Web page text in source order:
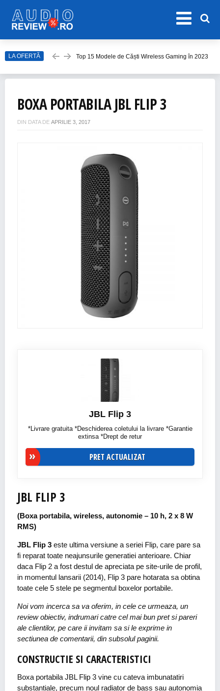
LA OFERTĂ
Top 10 Modele de Amplificator Audio
Care sunt cele mai bune sisteme audio?
Top 15 Cele Mai Bune Boxe Portabile
BOXA PORTABILA JBL FLIP 3
DIN DATA DE APRILIE 3, 2017
JBL Flip 3
*Livrare gratuita *Deschiderea coletului la livrare *Garantie
extinsa *Drept de retur
PRET ACTUALIZAT
JBL FLIP 3
(Boxa portabila, wireless, autonomie – 10 h, 2 x 8 W
RMS)
JBL Flip 3 este ultima versiune a seriei Flip, care pare sa
fi reparat toate neajunsurile generatiei anterioare. Chiar
daca Flip 2 a fost destul de apreciata pe site-urile de profil,
in momentul lansarii (2014), Flip 3 pare hotarata sa obtina
toate cele 5 stele pe segmentul boxelor portabile.
Noi vom incerca sa va oferim, in cele ce urmeaza, un
review obiectiv, indrumari catre cel mai bun pret si pareri
ale clientilor, pe care ii invitam sa si le exprime in
sectiunea de comentarii, din subsolul paginii.
CONSTRUCTIE SI CARACTERISTICI
Boxa portabila JBL Flip 3 vine cu cateva imbunatatiri
substantiale, precum noul radiator de bass sau autonomia